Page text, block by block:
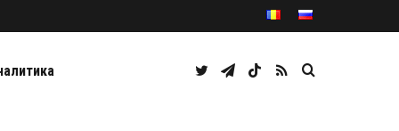
Caută
RSS
TikTok
Telegram
Twitter